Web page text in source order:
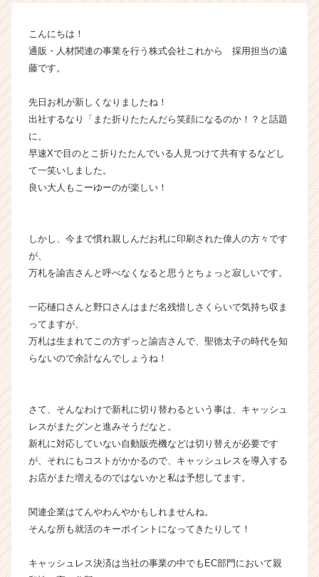
ベ
ャ
ー・
長
か
カ
ト
が
く
活
サ
ア
キ
ャ
リ
ア
e
C
こんにちは！
通販・人材関連の事業を行う株式会社これから 採用担当の遠
藤です。
先日お札が新しくなりましたね！
出社するなり「また折りたたんだら笑顔になるのか！？と話題
に。
早速Xで目のとこ折りたたんでいる人見つけて共有するなどし
て一笑いしました。
良い大人もこーゆーのが楽しい！
しかし、今まで慣れ親しんだお札に印刷された偉人の方々です
が、
万札を諭吉さんと呼べなくなると思うとちょっと寂しいです。
一応樋口さんと野口さんはまだ名残惜しさくらいで気持ち収ま
ってますが、
万札は生まれてこの方ずっと諭吉さんで、聖徳太子の時代を知
らないので余計なんでしょうね！
さて、そんなわけで新札に切り替わるという事は、キャッシュ
レスがまたグンと進みそうだなと。
新札に対応していない自動販売機などは切り替えが必要です
が、それにもコストがかかるので、キャッシュレスを導入する
お店がまた増えるのではないかと私は予想してます。
関連企業はてんやわんやかもしれませんね。
そんな所も就活のキーポイントになってきたりして！
キャッシュレス決済は当社の事業の中でもEC部門において親